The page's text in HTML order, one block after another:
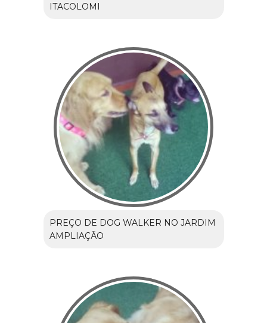
ITACOLOMI
PREÇO DE DOG WALKER NO JARDIM
AMPLIAÇÃO